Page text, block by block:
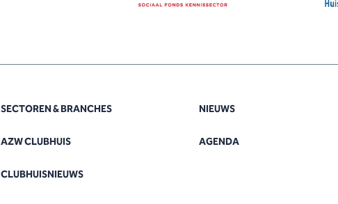
SECTOREN & BRANCHES
AZW CLUBHUIS
CLUBHUISNIEUWS
NIEUWS
AGENDA